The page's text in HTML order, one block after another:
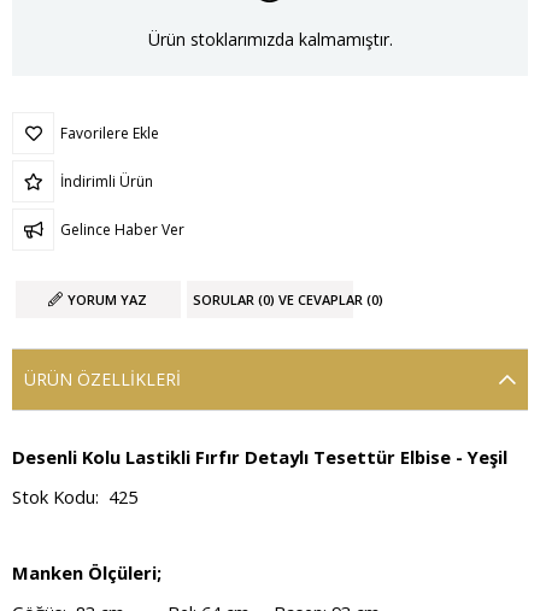
Ürün stoklarımızda kalmamıştır.
Favorilere Ekle
İndirimli Ürün
Gelince Haber Ver
YORUM YAZ SORULAR (0) VE CEVAPLAR (0)
ÜRÜN ÖZELLIKLERI
Desenli Kolu Lastikli Fırfır Detaylı Tesettür Elbise - Yeşil
Stok Kodu: 425
Manken Ölçüleri;